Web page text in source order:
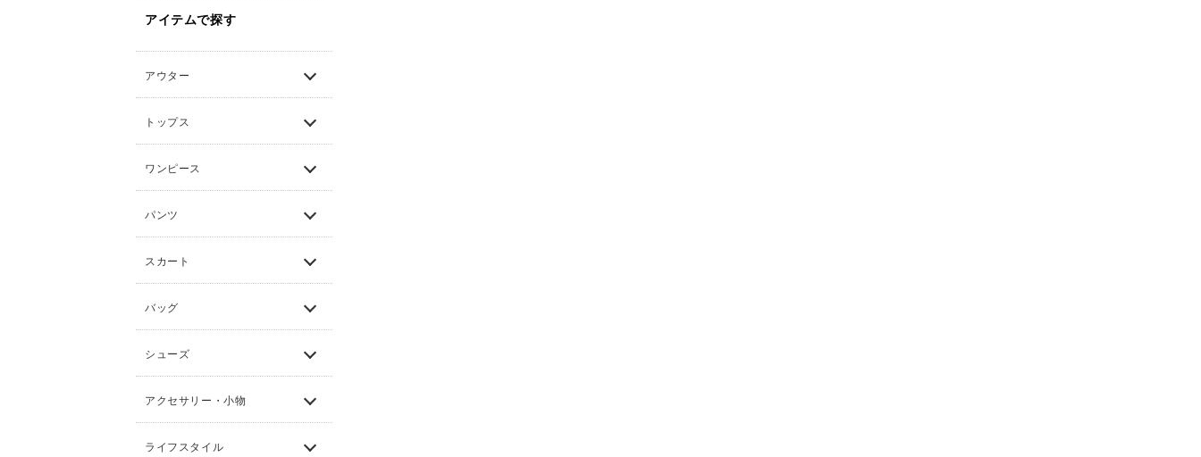
アイテムで探す
アウター
トップス
ワンピース
パンツ
スカート
バッグ
シューズ
アクセサリー・小物
ライフスタイル